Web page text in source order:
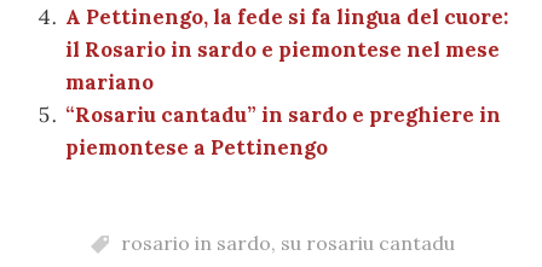
A Pettinengo, la fede si fa lingua del cuore:
il Rosario in sardo e piemontese nel mese
mariano
“Rosariu cantadu” in sardo e preghiere in
piemontese a Pettinengo
rosario in sardo, su rosariu cantadu